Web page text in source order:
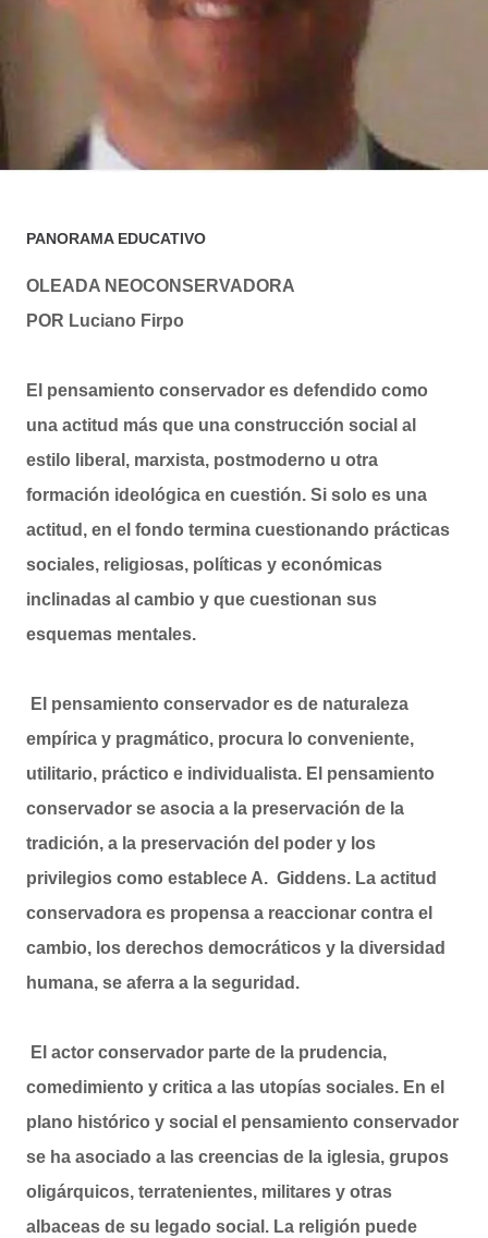
PANORAMA EDUCATIVO
OLEADA NEOCONSERVADORA
POR Luciano Firpo
El pensamiento conservador es defendido como
una actitud más que una construcción social al
estilo liberal, marxista, postmoderno u otra
formación ideológica en cuestión. Si solo es una
actitud, en el fondo termina cuestionando prácticas
sociales, religiosas, políticas y económicas
inclinadas al cambio y que cuestionan sus
esquemas mentales.
El pensamiento conservador es de naturaleza
empírica y pragmático, procura lo conveniente,
utilitario, práctico e individualista. El pensamiento
conservador se asocia a la preservación de la
tradición, a la preservación del poder y los
privilegios como establece A. Giddens. La actitud
conservadora es propensa a reaccionar contra el
cambio, los derechos democráticos y la diversidad
humana, se aferra a la seguridad.
El actor conservador parte de la prudencia,
comedimiento y critica a las utopías sociales. En el
plano histórico y social el pensamiento conservador
se ha asociado a las creencias de la iglesia, grupos
oligárquicos, terratenientes, militares y otras
albaceas de su legado social. La religión puede